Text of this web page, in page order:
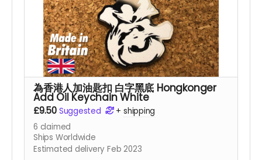
為香港人加油匙扣 白字黑底 Hongkonger
Add Oil Keychain White
£9.50 Suggested + shipping
6 claimed
Ships Worldwide
Estimated delivery Feb 2023